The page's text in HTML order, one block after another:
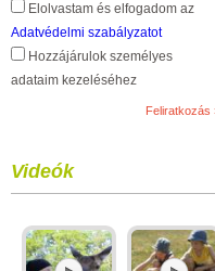
Elolvastam és elfogadom az
Adatvédelmi szabályzatot
Hozzájárulok személyes
adataim kezeléséhez
Videók